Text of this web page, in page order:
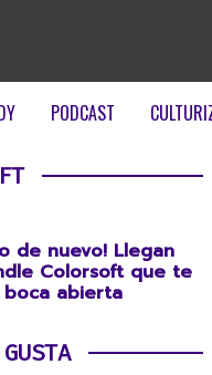
PODCAST
de nuevo! Llegan
Colorsoft que te
abierta